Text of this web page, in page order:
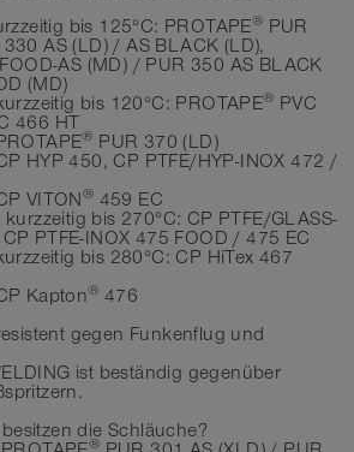
bis 125°C: PROTAPE® PUR
AS (LD) / AS BLACK (LD),
AS (MD) / PUR 350 AS BLACK
(MD)
bis 120°C: PROTAPE® PVC
466 HT
® PUR 370 (LD)
HYP 450, CP PTFE/HYP-INOX 472 /
VITON® 459 EC
bis 270°C: CP PTFE/GLASS-
PTFE-INOX 475 FOOD / 475 EC
bis 280°C: CP HiTex 467
Kapton® 476
gegen Funkenflug und
ist beständig gegenüber
die Schläuche?
®